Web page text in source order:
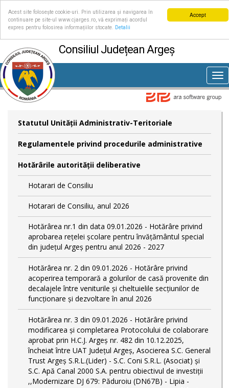
Accept
Acest site folosește cookie-uri. Prin utilizarea și navigarea în
continuare pe site-ul www.cjarges.ro, vă exprimați acordul
expres pentru folosirea informațiilor stocate.
Detalii
Consiliul Județean Argeș
Statutul Unităţii Administrativ-Teritoriale
Regulamentele privind procedurile administrative
Hotărârile autorităţii deliberative
Hotarari de Consiliu
Hotarari de Consiliu, anul 2026
Hotărârea nr.1 din data 09.01.2026 - Hotărâre privind
aprobarea rețelei școlare pentru învățământul special
din județul Argeș pentru anul 2026 - 2027
Hotărârea nr. 2 din 09.01.2026 - Hotărâre privind
acoperirea temporară a golurilor de casă provenite din
decalajele între veniturile și cheltuielile secțiunilor de
funcționare și dezvoltare în anul 2026
Hotărârea nr. 3 din 09.01.2026 - Hotărâre privind
modificarea și completarea Protocolului de colaborare
aprobat prin H.C.J. Argeș nr. 482 din 10.12.2025,
încheiat între UAT Județul Argeș, Asocierea S.C. General
Trust Argeș S.R.L.(Lider) - S.C. Coni S.R.L. (Asociat) și
S.C. Apă Canal 2000 S.A. pentru obiectivul de investiții
,,Modernizare DJ 679: Păduroiu (DN67B) - Lipia -